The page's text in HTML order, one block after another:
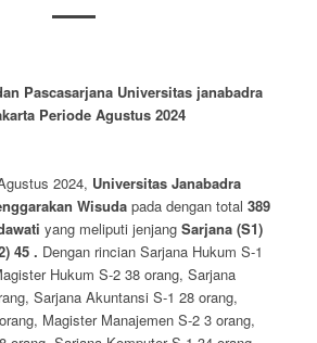
Pascasarjana Universitas janabadra
Periode Agustus 2024
2024, Universitas Janabadra
Wisudapada dengan total 389
yang meliputi jenjang Sarjana (S1)
45 . Dengan rincian Sarjana Hukum S-1
Hukum S-2 38 orang, Sarjana
Sarjana Akuntansi S-1 28 orang,
Magister Manajemen S-2 3 orang,